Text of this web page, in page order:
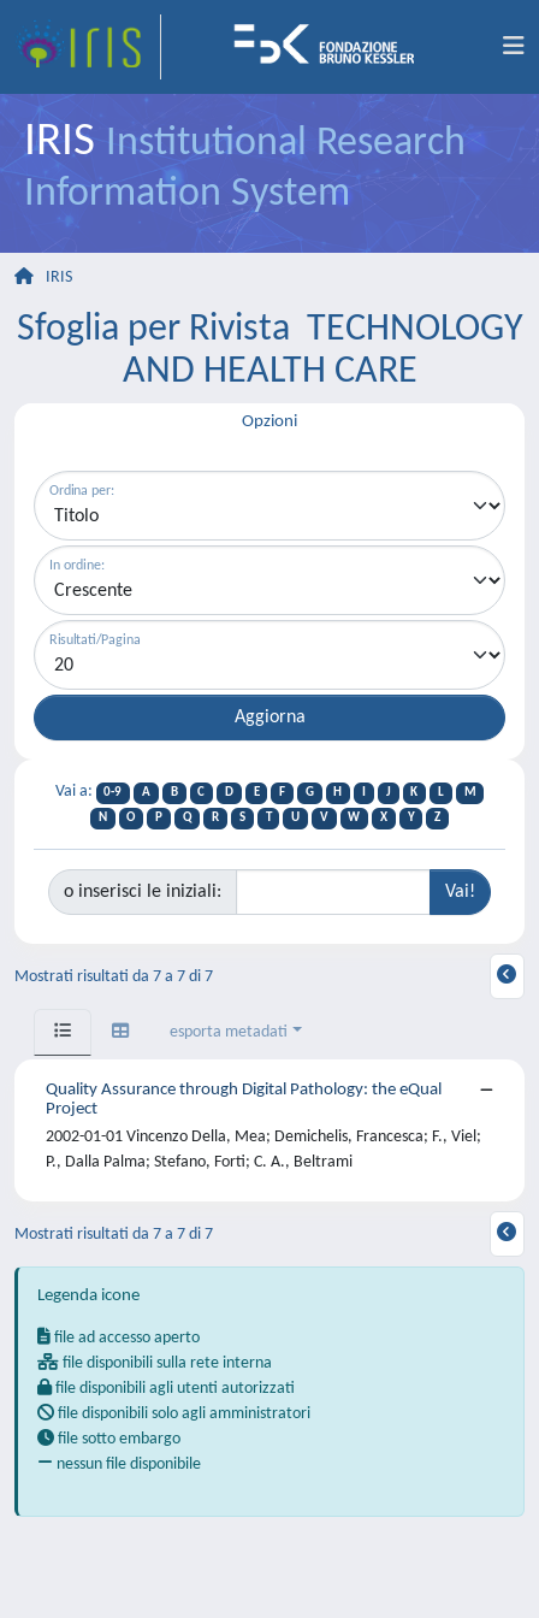
IRIS Institutional Research
Information System
IRIS
Sfoglia per Rivista TECHNOLOGY
AND HEALTH CARE
Opzioni
Ordina per:
In ordine:
Risultati/Pagina
Vai a: 0-9 A B C D E F G H J K L
M
N
O P Q R S T U V W X Y Z
o inserisci le iniziali:
Mostrati risultati da 7 a 7 di 7
esporta metadati
Quality Assurance through Digital Pathology: the eQual
Project
2002-01-01 Vincenzo Della, Mea; Demichelis, Francesca; F., Viel;
P., Dalla Palma; Stefano, Forti; C. A., Beltrami
Mostrati risultati da 7 a 7 di 7
Legenda icone
file ad accesso aperto
file disponibili sulla rete interna
file disponibili agli utenti autorizzati
file disponibili solo agli amministratori
file sotto embargo
nessun file disponibile